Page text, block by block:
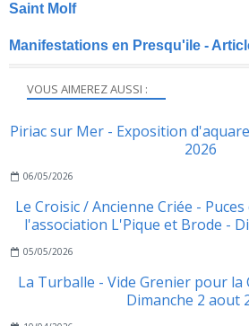
VOUS AIMEREZ AUSSI :
Piriac sur Mer - Exposition
2026
06/05/2026
Le Croisic / Ancienne Criée -
l'association L'Pique et Brode -
05/05/2026
La Turballe - Vide Grenier pour la
Dimanche 2 aout
Saint Molf
Manifestations en Presqu'ile -